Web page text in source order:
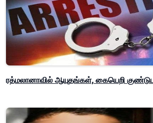
ரத்மலானாவில் ஆயுதங்கள், கையெறி